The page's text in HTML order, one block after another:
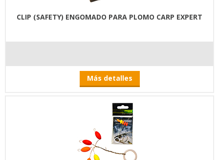
CLIP (SAFETY) ENGOMADO PARA PLOMO CARP EXPERT
Más detalles